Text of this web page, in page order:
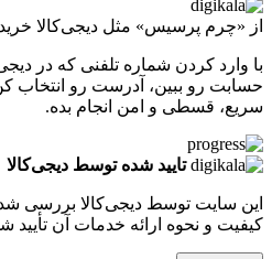
پرسیس» مثل دیجی‌کالا خرید کن!
شماره تلفنی که در دیجی‌کالا
ببین، آدرست رو انتخاب کن و
و امن انجام بده.
تایید شده توسط دیجی‌کالا
توسط دیجی‌کالا بررسی شده و
ارائه خدمات آن تأیید شده‌است.